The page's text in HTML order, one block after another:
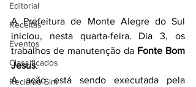
Editorial
Receitas
Eventos
Classificados
Reclamo Sim
A Prefeitura de Monte Alegre do Sul
iniciou, nesta quarta-feira. Dia 3, os
trabalhos de manutenção da Fonte Bom
Jesus.
A ação está sendo executada pela